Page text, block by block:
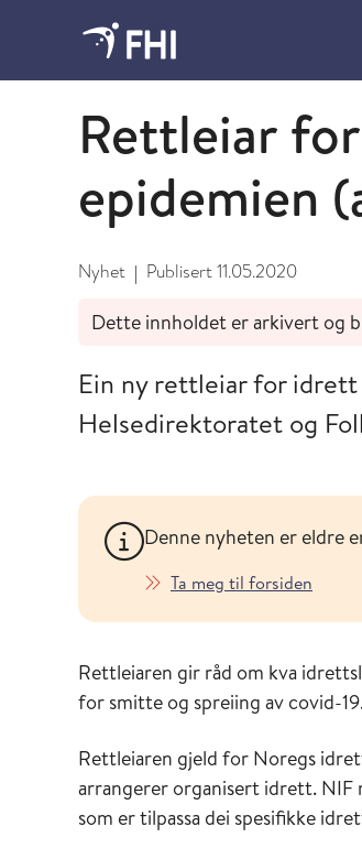
Mai
Rettleiar
epidemien
Nyhet | Publisert11.05.2020
Dette innholdet er arkivert og
Ein ny rettleiar for
Helsedirektoratet og
Denne nyheten er eldre
Ta meg til forsiden
Rettleiaren gir råd om kva
for smitte og spreiing av covid-
Rettleiaren gjeld for Noregs
arrangerer organisert idrett. NIF
som er tilpassa dei spesifikke